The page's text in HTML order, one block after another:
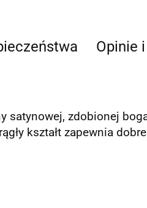
Opinie
satynowej, zdobionej
kształt zapewnia